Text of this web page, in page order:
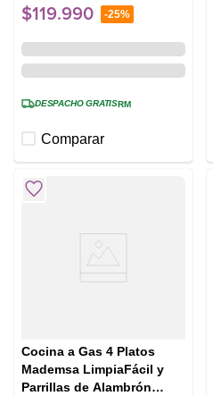
$119.990 -25%
DESPACHO GRATISRM
Comparar
Cocina a Gas 4 Platos
Mademsa LimpiaFácil y
Parrillas de Alambrón